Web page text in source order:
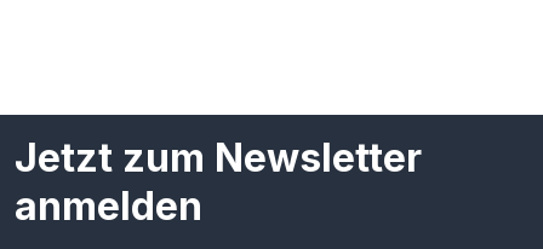
Jetzt zum Newsletter
anmelden